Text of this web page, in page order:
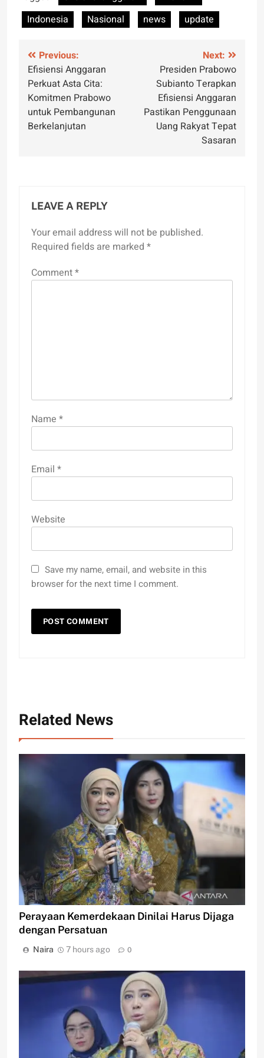
Indonesia
Nasional news update
Post
navigation
Previous:
Efisiensi Anggaran
Perkuat Asta Cita:
Komitmen Prabowo
untuk Pembangunan
Berkelanjutan
Next:
Presiden Prabowo
Subianto Terapkan
Efisiensi Anggaran
Pastikan Penggunaan
Uang Rakyat Tepat
Sasaran
LEAVE A REPLY
Your email address will not be published.
Required fields are marked *
Comment*
Name *
Email *
Website
Save my name, email, and website in this
browser for the next time I comment.
Related News
Perayaan Kemerdekaan Dinilai Harus Dijaga
dengan Persatuan
Naira 7 hours ago 0